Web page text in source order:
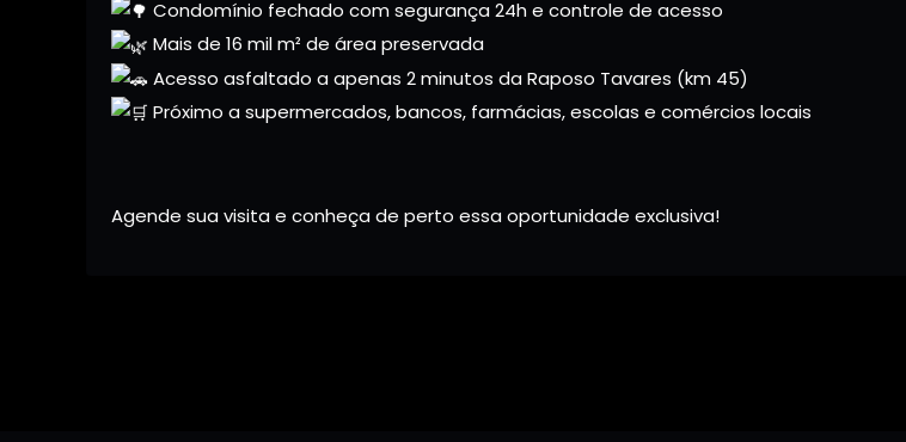
Condomínio fechado com segurança 24h e controle de acesso
Mais de 16 mil m² de área preservada
Acesso asfaltado a apenas 2 minutos da Raposo Tavares (km 45)
Próximo a supermercados, bancos, farmácias, escolas e comércios locais
Agende sua visita e conheça de perto essa oportunidade exclusiva!